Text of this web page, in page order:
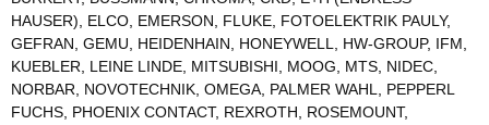
HAUSER), ELCO, EMERSON, FLUKE, FOTOELEKTRIK PAULY,
GEFRAN, GEMU, HEIDENHAIN, HONEYWELL, HW-GROUP, IFM,
KUEBLER, LEINE LINDE, MITSUBISHI, MOOG, MTS, NIDEC,
NORBAR, NOVOTECHNIK, OMEGA, PALMER WAHL, PEPPERL
FUCHS, PHOENIX CONTACT, REXROTH, ROSEMOUNT,